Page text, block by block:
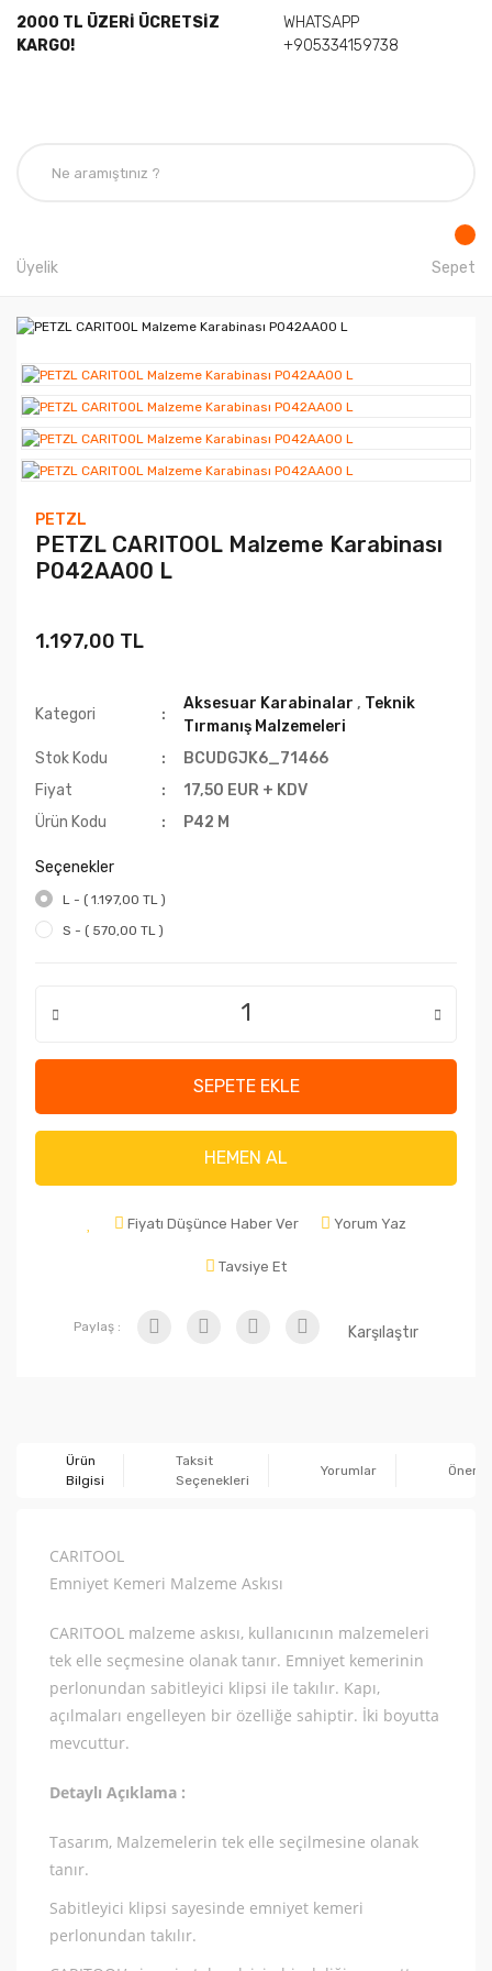
2000 TL ÜZERİ ÜCRETSİZ
KARGO!
WHATSAPP
+905334159738
Üyelik Sepet
PETZL
PETZL CARITOOL Malzeme Karabinası
P042AA00 L
1.197,00 TL
Kategori
Aksesuar Karabinalar , Teknik
Tırmanış Malzemeleri
Stok Kodu
BCUDGJK6_71466
Fiyat
17,50 EUR + KDV
Ürün Kodu
P42 M
Seçenekler
L - ( 1.197,00 TL )
S - ( 570,00 TL )
SEPETE EKLE
HEMEN AL
Fiyatı Düşünce Haber Ver Yorum Yaz
Tavsiye Et
Paylaş : Karşılaştır
Ürün
Bilgisi
Taksit
Seçenekleri
Yorumlar
CARITOOL
Emniyet Kemeri Malzeme Askısı
CARITOOL malzeme askısı, kullanıcının malzemeleri
tek elle seçmesine olanak tanır. Emniyet kemerinin
perlonundan sabitleyici klipsi ile takılır. Kapı,
açılmaları engelleyen bir özelliğe sahiptir. İki boyutta
mevcuttur.
Detaylı Açıklama :
Tasarım, Malzemelerin tek elle seçilmesine olanak
tanır.
Sabitleyici klipsi sayesinde emniyet kemeri
perlonundan takılır.